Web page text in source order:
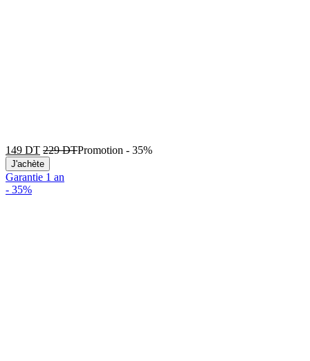
149 DT 229DTPromotion - 35%
J'achète
Garantie 1 an
- 35%